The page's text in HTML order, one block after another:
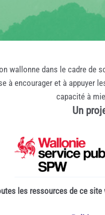
wallonne dans le cadre de
à encourager et à appuyer
capacité à
Un
les ressources de ce